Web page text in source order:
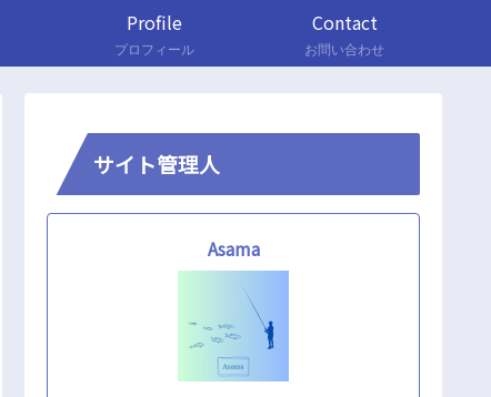
Profile
プロフィール
Contact
お問い合わせ
サイト管理人
Asama